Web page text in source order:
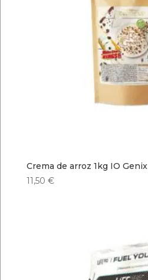
Crema de arroz 1kg IO Genix
11,50 €